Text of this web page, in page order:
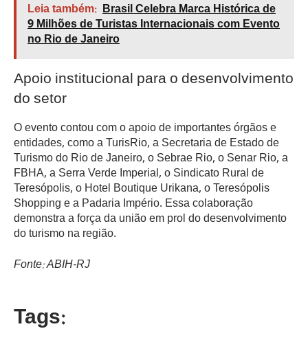
Leia também: Brasil Celebra Marca Histórica de
9 Milhões de Turistas Internacionais com Evento
no Rio de Janeiro
Apoio institucional para o desenvolvimento
do setor
O evento contou com o apoio de importantes órgãos e
entidades, como a TurisRio, a Secretaria de Estado de
Turismo do Rio de Janeiro, o Sebrae Rio, o Senar Rio, a
FBHA, a Serra Verde Imperial, o Sindicato Rural de
Teresópolis, o Hotel Boutique Urikana, o Teresópolis
Shopping e a Padaria Império. Essa colaboração
demonstra a força da união em prol do desenvolvimento
do turismo na região.
Fonte: ABIH-RJ
Tags: